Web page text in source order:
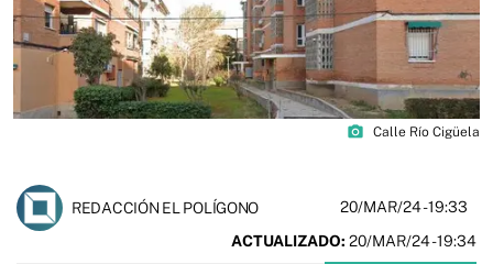
photo_camera Calle Río Cigüela
REDACCIÓN EL POLÍGONO 20/MAR/24- 19:33
ACTUALIZADO: 20/MAR/24 - 19:34